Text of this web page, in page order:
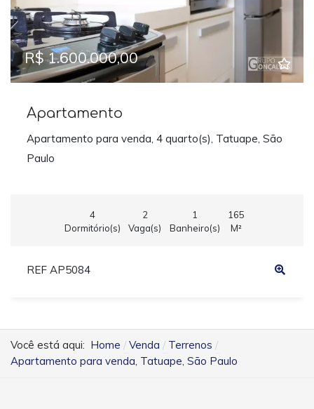
R$ 1.600.000,00
Apartamento
Apartamento para venda, 4 quarto(s), Tatuape, São
Paulo
4
Dormitório(s)
2
Vaga(s)
1
Banheiro(s)
165
M²
REF AP5084
Você está aqui: Home Venda
Terrenos
Apartamento para venda, Tatuape, São Paulo